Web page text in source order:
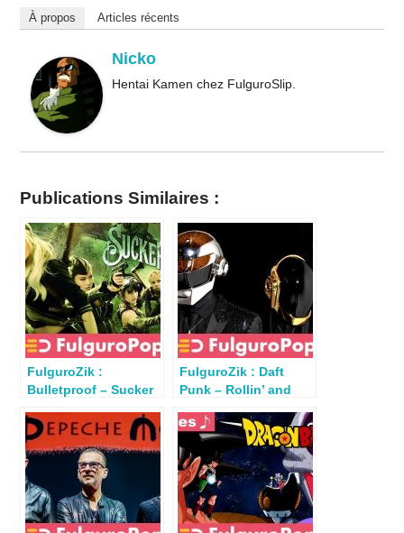
À propos Articles récents
Nicko
Hentai Kamen chez FulguroSlip.
Publications Similaires :
FulguroZik :
Bulletproof – Sucker
2011)
FulguroZik : Daft
Punk – Rollin’ and
1997)